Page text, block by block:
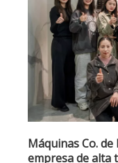
Máquinas Co.
empresa de alta